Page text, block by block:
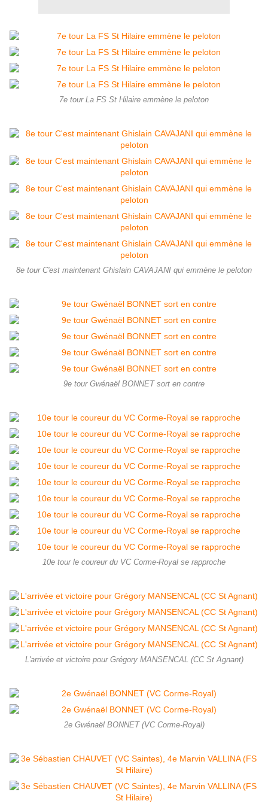
7e tour La FS St Hilaire emmène le peloton
8e tour C'est maintenant Ghislain CAVAJANI qui emmène le peloton
9e tour Gwénaël BONNET sort en contre
10e tour le coureur du VC Corme-Royal se rapproche
L'arrivée et victoire pour Grégory MANSENCAL (CC St Agnant)
2e Gwénaël BONNET (VC Corme-Royal)